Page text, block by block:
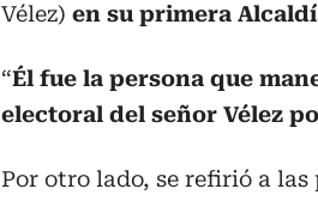
Vélez) en su primera
“Él fue la persona que
electoral del señor Vélez
Por otro lado, se refirió a